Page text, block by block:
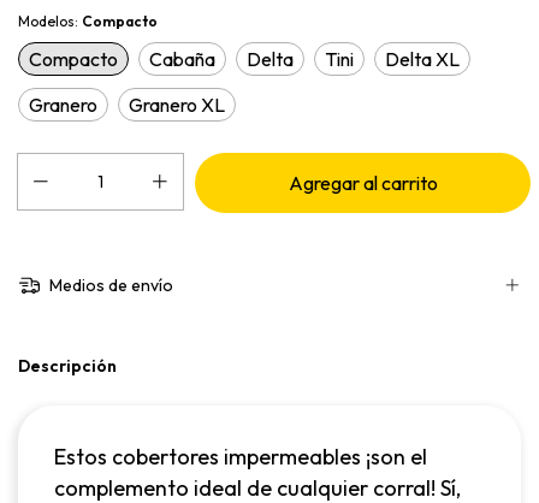
Modelos: Compacto
Compacto Cabaña Delta Tini
Delta XL
Granero
Granero XL
Medios de envío
Descripción
Estos cobertores impermeables ¡son el
complemento ideal de cualquier corral! Sí,